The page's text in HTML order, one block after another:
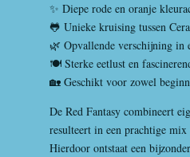
✨ Diepe rode en oranje
🐸 Unieke kruising tussen
🌿 Opvallende verschijning in
🍽️ Sterke eetlust en
🏡 Geschikt voor zowel
De Red Fantasy combineert
resulteert in een prachtige
Hierdoor ontstaat een